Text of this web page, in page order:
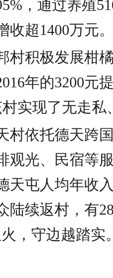
，通过养殖
收超1400万元
村积极发展柑
年的3200元
实现了无走
村依托德天跨
观光、民宿等
天屯人均年收
陆续返村，有
，守边越踏实